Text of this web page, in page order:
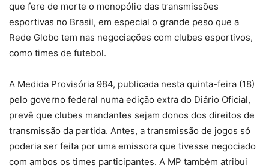
que fere de morte o monopólio das transmissões
esportivas no Brasil, em especial o grande peso que a
Rede Globo tem nas negociações com clubes esportivos,
como times de futebol.
A Medida Provisória 984, publicada nesta quinta-feira (18)
pelo governo federal numa edição extra do Diário Oficial,
prevê que clubes mandantes sejam donos dos direitos de
transmissão da partida. Antes, a transmissão de jogos só
poderia ser feita por uma emissora que tivesse negociado
com ambos os times participantes. A MP também atribui